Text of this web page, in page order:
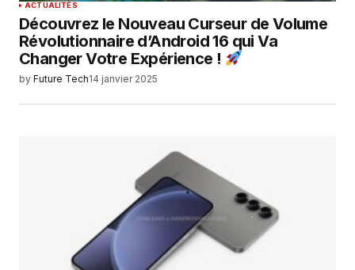
ACTUALITÉS
Découvrez le Nouveau Curseur de Volume
Révolutionnaire d’Android 16 qui Va
Changer Votre Expérience !
by Future Tech14 janvier 2025